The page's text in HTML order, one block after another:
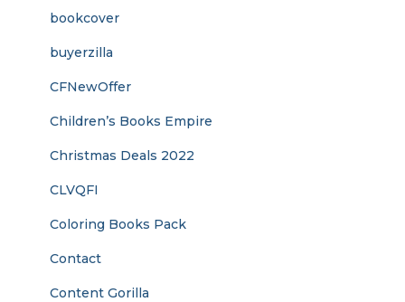
bookcover
buyerzilla
CFNewOffer
Children’s Books Empire
Christmas Deals 2022
CLVQFI
Coloring Books Pack
Contact
Content Gorilla